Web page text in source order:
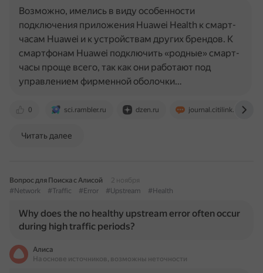
0 sci.rambler.ru dzen.ru journal.citilink.ru
Возможно, имелись в виду особенности
подключения приложения Huawei Health к смарт-
часам Huawei и к устройствам других брендов. К
смартфонам Huawei подключить «родные» смарт-
часы проще всего, так как они работают под
управлением фирменной оболочки…
Читать далее
Вопрос для Поиска с Алисой
2 ноября
#Network
#Traffic #Error #Upstream #Health
Why does the no healthy upstream error often occur
during high traffic periods?
Алиса
На основе источников, возможны неточности